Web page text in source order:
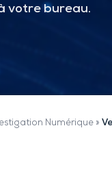
votre bureau.
Numérique »